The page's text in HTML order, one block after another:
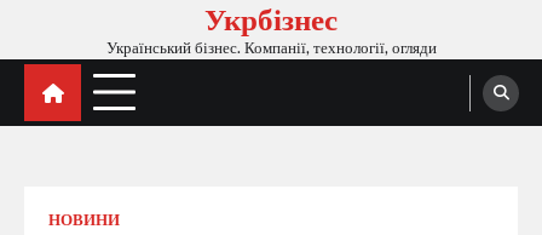
вмісту
Укрбізнес
Український бізнес. Компанії, технології, огляди
НОВИНИ